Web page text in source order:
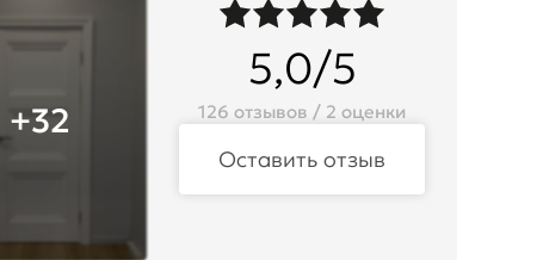
+32
5,0/5
126 отзывов / 2 оценки
Оставить отзыв